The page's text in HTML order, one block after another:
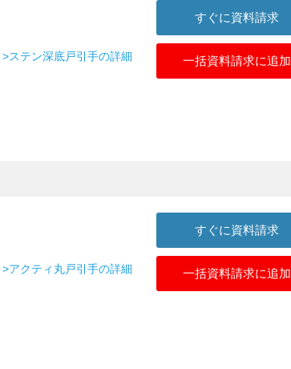
>ステン深底戸引手の詳細
すぐに資料請求
一括資料請求に追加
>アクティ丸戸引手の詳細
すぐに資料請求
一括資料請求に追加